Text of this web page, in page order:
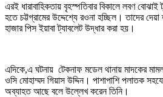
এরই ধারাবাহিকতায় বৃহস্পতিবার বিকালে লবণ বোঝাই
হতে চট্টগ্রামের উদ্দেশ্যে রওনা হচ্ছিল। তাদের
হাজার পিস ইয়াবা ট্যাবলেট উদ্ধার করা হয়।
এদিকে,এ ঘটনায় টেকনাফ মডেল থানায় মাদকের
ওসি মোহাম্মদ গিয়াস উদ্দিন। পাশাপাশি পলাতক
অব্যাহত আছে বলে উল্লেখ করেন তিনি।